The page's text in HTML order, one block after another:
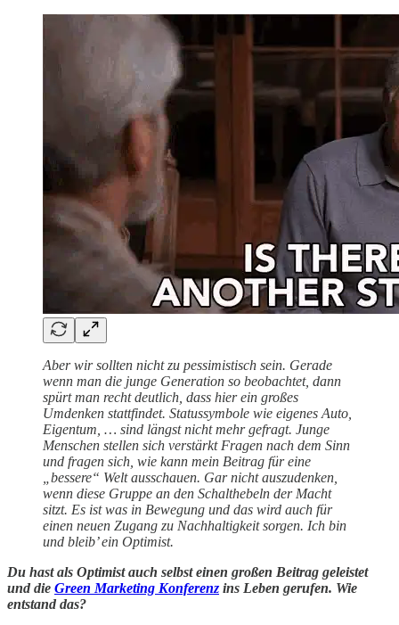
Aber wir sollten nicht zu pessimistisch sein. Gerade
wenn man die junge Generation so beobachtet, dann
spürt man recht deutlich, dass hier ein großes
Umdenken stattfindet. Statussymbole wie eigenes Auto,
Eigentum, … sind längst nicht mehr gefragt. Junge
Menschen stellen sich verstärkt Fragen nach dem Sinn
und fragen sich, wie kann mein Beitrag für eine
„bessere“ Welt ausschauen. Gar nicht auszudenken,
wenn diese Gruppe an den Schalthebeln der Macht
sitzt. Es ist was in Bewegung und das wird auch für
einen neuen Zugang zu Nachhaltigkeit sorgen. Ich bin
und bleib’ ein Optimist.
Du hast als Optimist auch selbst einen großen Beitrag geleistet
und die Green Marketing Konferenz ins Leben gerufen. Wie
entstand das?